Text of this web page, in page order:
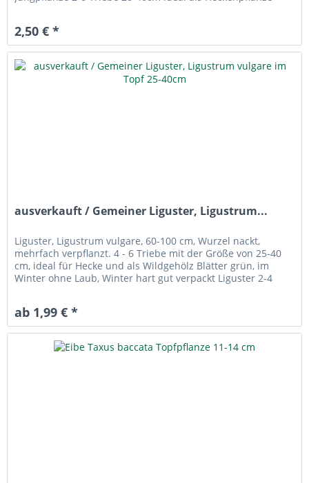
2,50 € *
ausverkauft / Gemeiner Liguster, Ligustrum...
Liguster, Ligustrum vulgare, 60-100 cm, Wurzel nackt,
mehrfach verpflanzt. 4 - 6 Triebe mit der Größe von 25-40
cm, ideal für Hecke und als Wildgehölz Blätter grün, im
Winter ohne Laub, Winter hart gut verpackt Liguster 2-4
ab 1,99 € *